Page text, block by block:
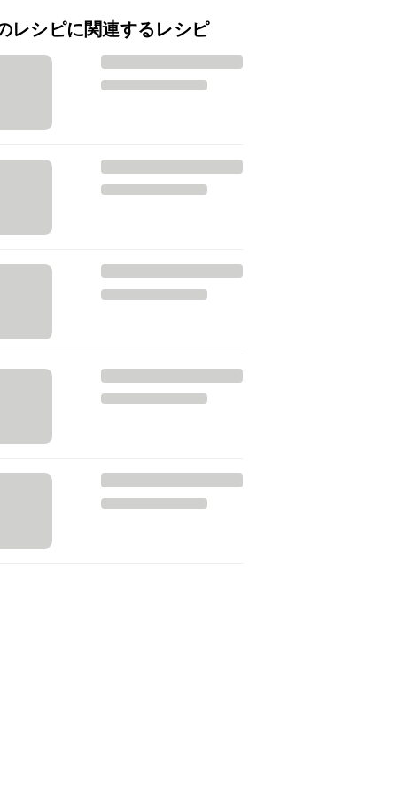
レシピに関連するレシピ